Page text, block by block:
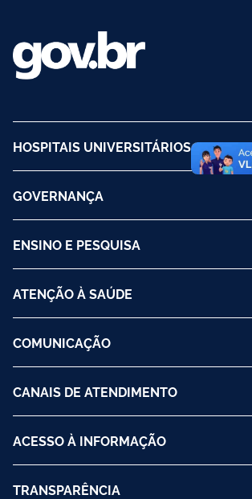
HOSPITAIS UNIVERSITÁRIOS
GOVERNANÇA
ENSINO E PESQUISA
ATENÇÃO À SAÚDE
COMUNICAÇÃO
CANAIS DE ATENDIMENTO
ACESSO À INFORMAÇÃO
TRANSPARÊNCIA